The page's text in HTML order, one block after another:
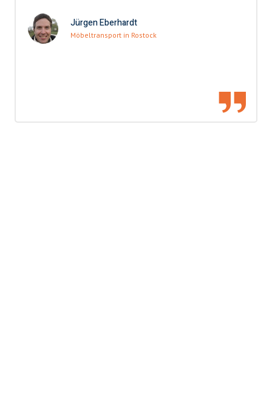
Jürgen Eberhardt
Möbeltransport in Rostock